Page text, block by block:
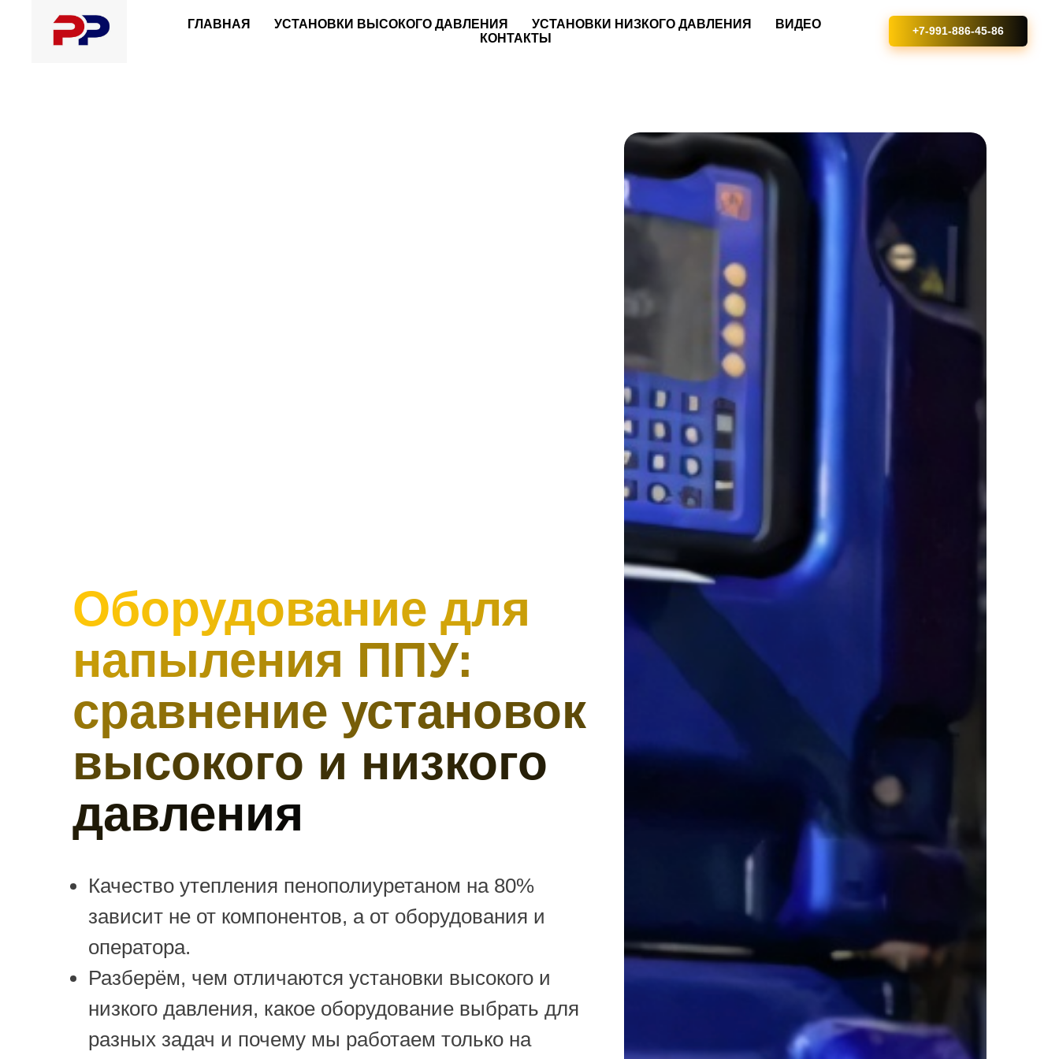
ГЛАВНАЯ
УСТАНОВКИ ВЫСОКОГО ДАВЛЕНИЯ УСТАНОВКИ НИЗКОГО ДАВЛЕНИЯ
ВИДЕО
КОНТАКТЫ
+7-991-886-45-86
Оборудование для
напыления ППУ:
сравнение установок
высокого и низкого
давления
Качество утепления пенополиуретаном на 80%
зависит не от компонентов, а от оборудования и
оператора.
Разберём, чем отличаются установки высокого и
низкого давления, какое оборудование выбрать для
разных задач и почему мы работаем только на